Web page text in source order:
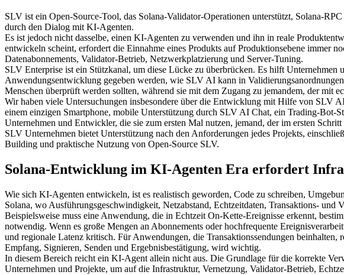
SLV ist ein Open-Source-Tool, das Solana-Validator-Operationen unterstützt, Solana-
durch den Dialog mit KI-Agenten.
Es ist jedoch nicht dasselbe, einen KI-Agenten zu verwenden und ihn in reale
entwickeln scheint, erfordert die Einnahme eines Produkts auf Produktionsebene immer
Datenabonnements, Validator-Betrieb, Netzwerkplatzierung und Server-Tuning.
SLV Enterprise ist ein Stützkanal, um diese Lücke zu überbrücken. Es hilft
Anwendungsentwicklung gegeben werden, wie SLV AI kann in
Menschen überprüft werden sollten, während sie mit dem Zugang zu jemandem, der mit
Wir haben viele Untersuchungen insbesondere über die Entwicklung mit Hilfe von SLV
einem einzigen Smartphone, mobile Unterstützung durch SLV AI Chat, ein Trading-
Unternehmen und Entwickler, die sie zum ersten Mal nutzen, jemand, der im ersten
SLV Unternehmen bietet Unterstützung nach den Anforderungen jedes Projekts,
Building und praktische Nutzung von Open-Source SLV.
Solana-Entwicklung im KI-Agenten Era erfordert
Wie sich KI-Agenten entwickeln, ist es realistisch geworden, Code zu schreiben,
Solana, wo Ausführungsgeschwindigkeit, Netzabstand, Echtzeitdaten, Transaktions-
Beispielsweise muss eine Anwendung, die in Echtzeit On-Kette-Ereignisse erkennt,
notwendig. Wenn es große Mengen an Abonnements oder hochfrequente
und regionale Latenz kritisch. Für Anwendungen, die Transaktionssendungen
Empfang, Signieren, Senden und Ergebnisbestätigung, wird wichtig.
In diesem Bereich reicht ein KI-Agent allein nicht aus. Die Grundlage für die korrekte
Unternehmen und Projekte, um auf die Infrastruktur, Vernetzung, Validator-Betrieb,